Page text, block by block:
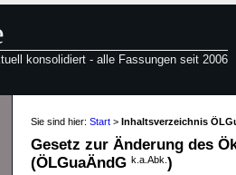
konsolidiert - alle Fassungen seit 2006
Sie sind hier: Start > Inhaltsverzeichnis
Gesetz zur Änderung des
(ÖLGuaÄndG k.a.Abk. )